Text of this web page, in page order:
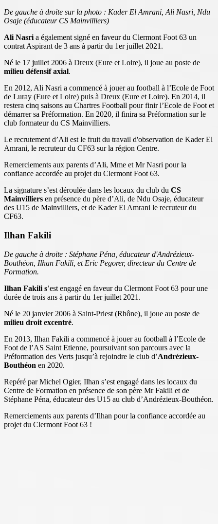
De gauche à droite sur la photo : Kader El Amrani, Ali Nasri, Ndu
Osaje (éducateur CS Mainvilliers)
Ali Nasri a également signé en faveur du Clermont Foot 63 un
contrat Aspirant de 3 ans à partir du 1er juillet 2021.
Né le 17 juillet 2006 à Dreux (Eure et Loire), il joue au poste de
milieu défensif axial.
En 2012, Ali Nasri a commencé à jouer au football à l’Ecole de Foot
de Luray (Eure et Loire) puis à Dreux (Eure et Loire). En 2014, il
restera cinq saisons au Chartres Football pour finir l’Ecole de Foot et
démarrer sa Préformation. En 2020, il finira sa Préformation sur le
club formateur du CS Mainvilliers.
Le recrutement d’Ali est le fruit du travail d'observation de Kader El
Amrani, le recruteur du CF63 sur la région Centre.
Remerciements aux parents d’Ali, Mme et Mr Nasri pour la
confiance accordée au projet du Clermont Foot 63.
La signature s’est déroulée dans les locaux du club du CS
Mainvilliers en présence du père d’Ali, de Ndu Osaje, éducateur
des U15 de Mainvilliers, et de Kader El Amrani le recruteur du
CF63.
Ilhan Fakili
De gauche à droite : Stéphane Péna, éducateur d'Andrézieux-
Bouthéon, Ilhan Fakili, et Eric Pegorer, directeur du Centre de
Formation.
Ilhan Fakili s’est engagé en faveur du Clermont Foot 63 pour une
durée de trois ans à partir du 1er juillet 2021.
Né le 20 janvier 2006 à Saint-Priest (Rhône), il joue au poste de
milieu droit excentré.
En 2013, Ilhan Fakili a commencé à jouer au football à l’Ecole de
Foot de l’AS Saint Etienne, poursuivant son parcours avec la
Préformation des Verts jusqu’à rejoindre le club d’Andrézieux-
Bouthéon en 2020.
Repéré par Michel Ogier, Ilhan s’est engagé dans les locaux du
Centre de Formation en présence de son père Mr Fakili et de
Stéphane Péna, éducateur des U15 au club d’Andrézieux-Bouthéon.
Remerciements aux parents d’Ilhan pour la confiance accordée au
projet du Clermont Foot 63 !